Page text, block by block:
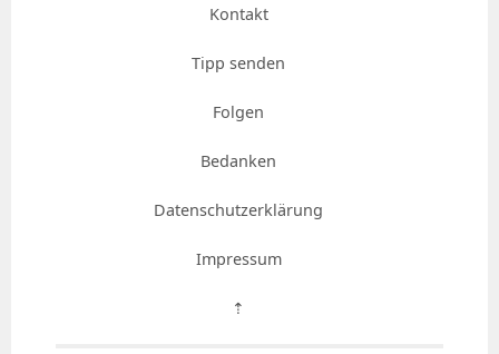
Kontakt
Tipp senden
Folgen
Bedanken
Datenschutzerklärung
Impressum
⇡